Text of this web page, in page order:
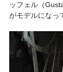
ッフェル（
がモデルになっ